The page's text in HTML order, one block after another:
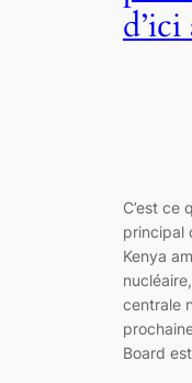
d’ici
C’est ce
principal
Kenya
centrale
Board